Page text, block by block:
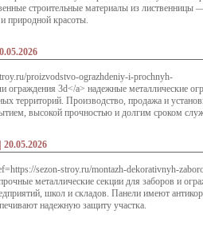
строительные материалы из лиственницы
природной красоты.
proizvodstvo-ograzhdeniy-i-prochnyh-
ограждения 3d</a> надежные металлические
территорий. Производство, продажа и
высокой прочностью и долгим сроком
20.05.2026
sezon-stroy.ru/montazh-dekorativnyh-
металлические секции для заборов и
школ и складов. Панели имеют
надежную защиту участка.